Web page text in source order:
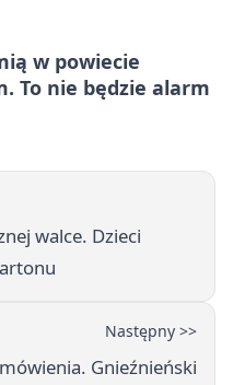
w powiecie
To nie będzie alarm
walce. Dzieci
Następny >>
Gnieźnieński